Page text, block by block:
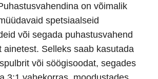
on võimalik
spetsiaalseid
või segada puhastusvahend
ainetest. Selleks saab kasutada
või söögisoodat, segades